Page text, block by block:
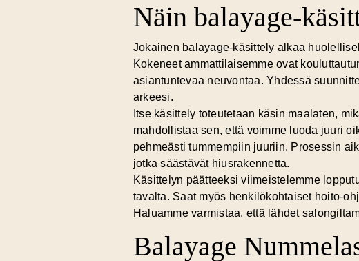
Näin balayage-
Jokainen balayage-käsittely alkaa
Kokeneet ammattilaisemme ovat
asiantuntevaa neuvontaa. Yhdessä
arkeesi.
Itse käsittely toteutetaan käsin maalaten,
mahdollistaa sen, että voimme luoda juuri
pehmeästi tummempiin juuriin. Prosessin
jotka säästävät hiusrakennetta.
Käsittelyn päätteeksi viimeistelemme
tavalta. Saat myös henkilökohtaiset hoito-
Haluamme varmistaa, että lähdet
Balayage